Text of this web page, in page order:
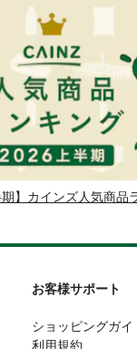
期】カインズ人気商品
お客様サポート
ショッピングガイ
利用規約